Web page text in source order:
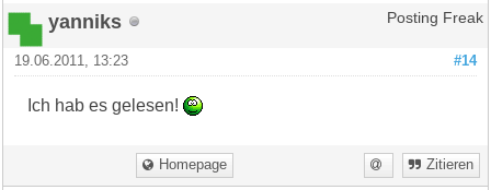
yanniks Posting Freak
#14
19.06.2011, 13:23
Ich hab es gelesen!
Homepage Zitieren